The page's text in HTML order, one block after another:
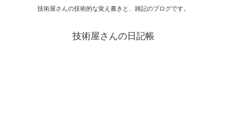
技術屋さんの技術的な覚え書きと、雑記のブログです。
技術屋さんの日記帳